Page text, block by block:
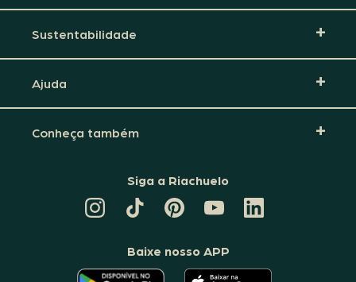
Sustentabilidade
Ajuda
Conheça também
Siga a Riachuelo
TIKTOK
DA
PINTEREST
DA
CANAL
DA
RIACHUELO
LINKEDIN
DA
Baixe nosso APP
O O